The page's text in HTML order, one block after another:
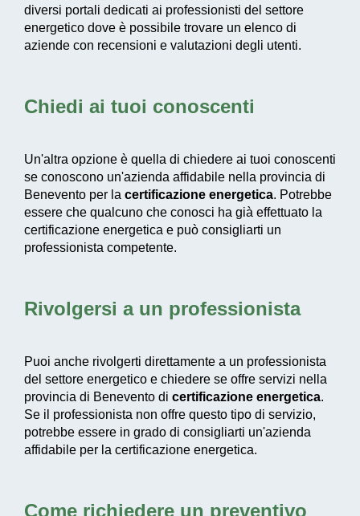
diversi portali dedicati ai professionisti del settore
energetico dove è possibile trovare un elenco di
aziende con recensioni e valutazioni degli utenti.
Chiedi ai tuoi conoscenti
Un'altra opzione è quella di chiedere ai tuoi conoscenti
se conoscono un'azienda affidabile nella provincia di
Benevento per la certificazione energetica. Potrebbe
essere che qualcuno che conosci ha già effettuato la
certificazione energetica e può consigliarti un
professionista competente.
Rivolgersi a un professionista
Puoi anche rivolgerti direttamente a un professionista
del settore energetico e chiedere se offre servizi nella
provincia di Benevento di certificazione energetica.
Se il professionista non offre questo tipo di servizio,
potrebbe essere in grado di consigliarti un'azienda
affidabile per la certificazione energetica.
Come richiedere un preventivo